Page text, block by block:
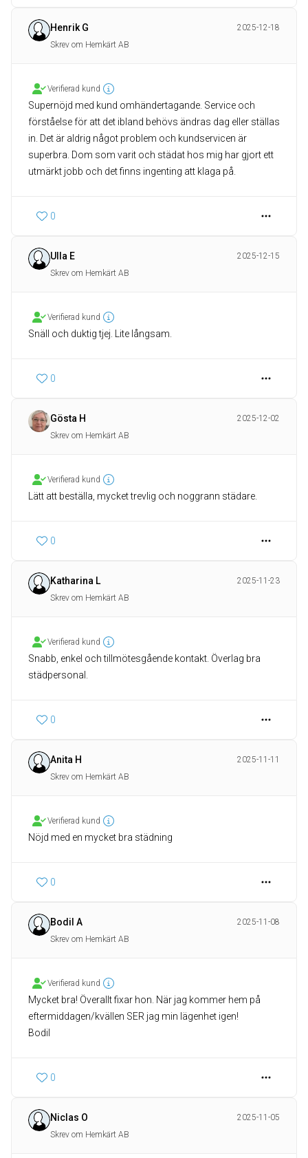
Henrik G
2025-12-18
Skrev om Hemkärt AB
Verifierad kund
Supernöjd med kund omhändertagande. Service och
förståelse för att det ibland behövs ändras dag eller ställas
in. Det är aldrig något problem och kundservicen är
superbra. Dom som varit och städat hos mig har gjort ett
utmärkt jobb och det finns ingenting att klaga på.
0
Ulla E
2025-12-15
Skrev om Hemkärt AB
Verifierad kund
Snäll och duktig tjej. Lite långsam.
0
Gösta H
2025-12-02
Skrev om Hemkärt AB
Verifierad kund
Lätt att beställa, mycket trevlig och noggrann städare.
0
Katharina L
2025-11-23
Skrev om Hemkärt AB
Verifierad kund
Snabb, enkel och tillmötesgående kontakt. Överlag bra
städpersonal.
0
Anita H
2025-11-11
Skrev om Hemkärt AB
Verifierad kund
Nöjd med en mycket bra städning
0
Bodil A
2025-11-08
Skrev om Hemkärt AB
Verifierad kund
Mycket bra! Överallt fixar hon. När jag kommer hem på
eftermiddagen/kvällen SER jag min lägenhet igen!
Bodil
0
Niclas O
2025-11-05
Skrev om Hemkärt AB